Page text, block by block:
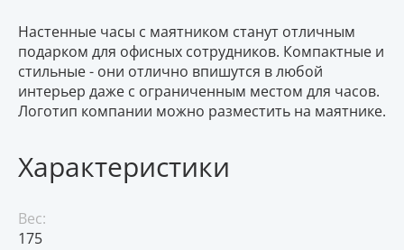
Настенные часы с маятником станут отличным
подарком для офисных сотрудников. Компактные и
стильные - они отлично впишутся в любой
интерьер даже с ограниченным местом для часов.
Логотип компании можно разместить на маятнике.
Характеристики
Вес:
175